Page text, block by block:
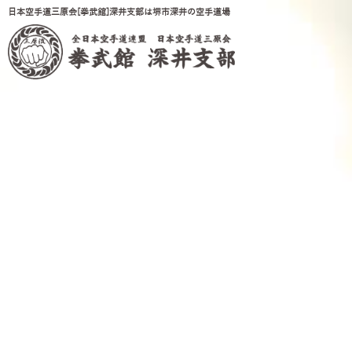
日本空手道三原会[拳武館]深井支部は堺市深井の空手道場